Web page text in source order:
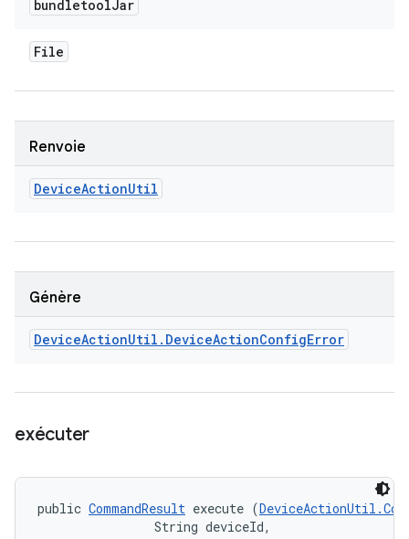
bundletoolJar
File
Renvoie
DeviceActionUtil
Génère
DeviceActionUtil . DeviceActionConfigError
exécuter
public CommandResult execute (
                String deviceId,